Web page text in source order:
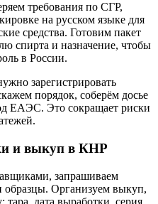
требования по СГР,
на русском языке для
средства. Готовим пакет
спирта и назначение, чтобы
в России.
зарегистрировать
порядок, соберём досье
ЕАЭС. Это сокращает риски
и выкуп в КНР
запрашиваем
Организуем выкуп,
дата выработки, серия,